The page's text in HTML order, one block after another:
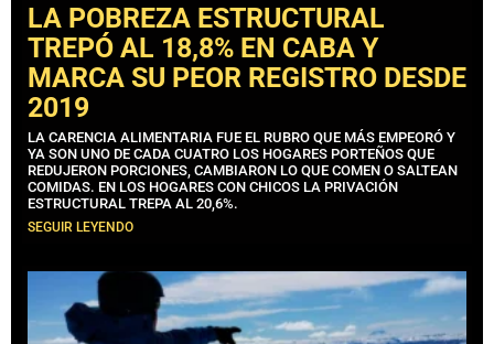
LA POBREZA ESTRUCTURAL
TREPÓ AL 18,8% EN CABA Y
MARCA SU PEOR REGISTRO DESDE
2019
LA CARENCIA ALIMENTARIA FUE EL RUBRO QUE MÁS EMPEORÓ Y
YA SON UNO DE CADA CUATRO LOS HOGARES PORTEÑOS QUE
REDUJERON PORCIONES, CAMBIARON LO QUE COMEN O SALTEAN
COMIDAS. EN LOS HOGARES CON CHICOS LA PRIVACIÓN
ESTRUCTURAL TREPA AL 20,6%.
SEGUIR LEYENDO